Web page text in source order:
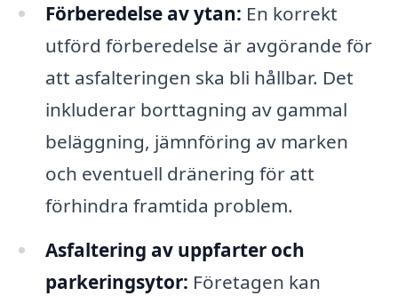
Förberedelse av ytan: En korrekt
utförd förberedelse är avgörande för
att asfalteringen ska bli hållbar. Det
inkluderar borttagning av gammal
beläggning, jämnföring av marken
och eventuell dränering för att
förhindra framtida problem.
Asfaltering av uppfarter och
parkeringsytor: Företagen kan